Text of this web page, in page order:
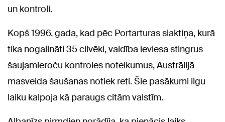
un kontroli.
Kopš 1996. gada, kad pēc Portarturas slaktiņa, kurā
tika nogalināti 35 cilvēki, valdība ieviesa stingrus
šaujamieroču kontroles noteikumus, Austrālijā
masveida šaušanas notiek reti. Šie pasākumi ilgu
laiku kalpoja kā paraugs citām valstīm.